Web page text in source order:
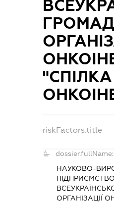
"СПІЛКА
riskFactors.title
dossier.fullName:
НАУКОВО-
ОРГАНІЗАЦІЇ